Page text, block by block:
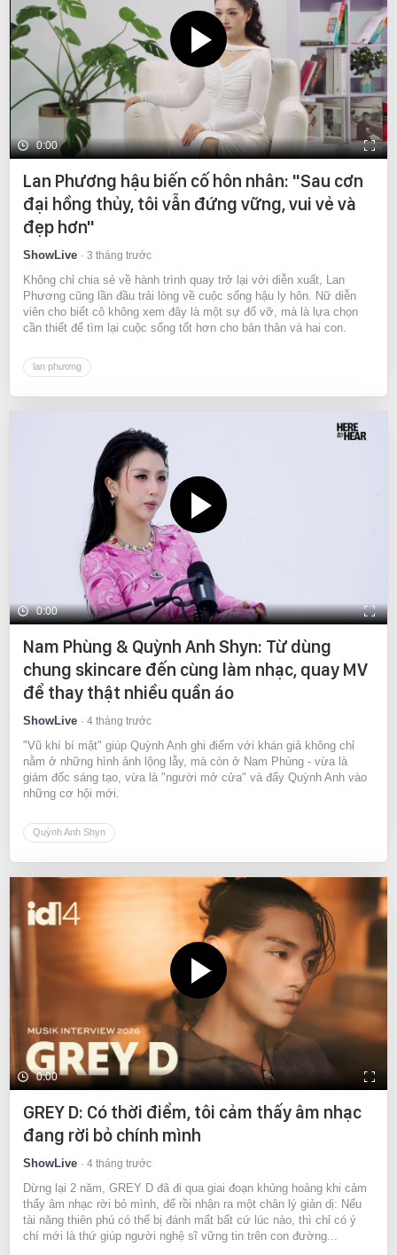
0:00
Lan Phương hậu biến cố hôn nhân: "Sau cơn
đại hồng thủy, tôi vẫn đứng vững, vui vẻ và
đẹp hơn"
ShowLive 3 tháng trước
Không chỉ chia sẻ về hành trình quay trở lại với diễn xuất, Lan
Phương cũng lần đầu trải lòng về cuộc sống hậu ly hôn. Nữ diễn
viên cho biết cô không xem đây là một sự đổ vỡ, mà là lựa chọn
cần thiết để tìm lại cuộc sống tốt hơn cho bản thân và hai con.
lan phương
0:00
Nam Phùng & Quỳnh Anh Shyn: Từ dùng
chung skincare đến cùng làm nhạc, quay MV
để thay thật nhiều quần áo
ShowLive 4 tháng trước
"Vũ khí bí mật" giúp Quỳnh Anh ghi điểm với khán giả không chỉ
nằm ở những hình ảnh lộng lẫy, mà còn ở Nam Phùng - vừa là
giám đốc sáng tạo, vừa là "người mở cửa" và đẩy Quỳnh Anh vào
những cơ hội mới.
Quỳnh Anh Shyn
0:00
GREY D: Có thời điểm, tôi cảm thấy âm nhạc
đang rời bỏ chính mình
ShowLive 4 tháng trước
Dừng lại 2 năm, GREY D đã đi qua giai đoạn khủng hoảng khi cảm
thấy âm nhạc rời bỏ mình, để rồi nhận ra một chân lý giản dị: Nếu
tài năng thiên phú có thể bị đánh mất bất cứ lúc nào, thì chỉ có ý
chí mới là thứ giúp người nghệ sĩ vững tin trên con đường...